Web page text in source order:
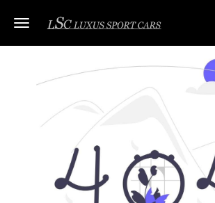
Toggle navigation